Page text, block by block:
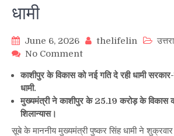
धामी
June 6, 2026 thelifelin
No Commenton
के
को
गति
काशीपुर के विकास को नई गति दे रही धामी
धामी.
मुख्यमंत्री ने काशीपुर के 25.19 करोड़ के विकास
शिलान्यास।
सूबे के माननीय मुख्यमंत्री पुष्कर सिंह धामी ने